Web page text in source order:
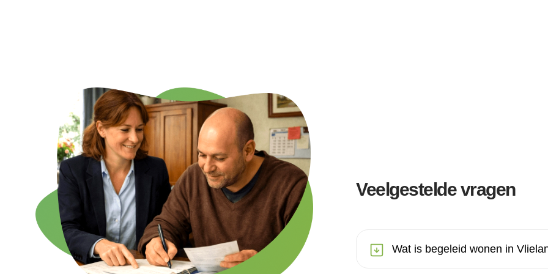
Veelgestelde vragen
Wat is begeleid wonen in